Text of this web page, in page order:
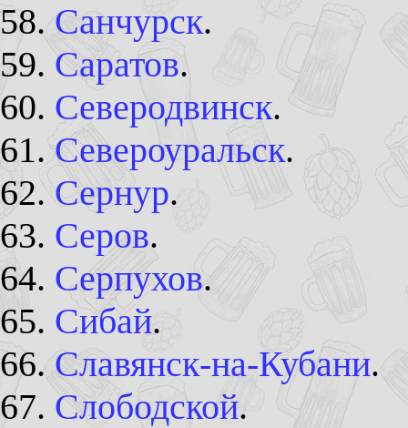
Санчурск.
Саратов.
Северодвинск.
Североуральск.
Сернур.
Серов.
Серпухов.
Сибай.
Славянск-на-Кубани.
Слободской.